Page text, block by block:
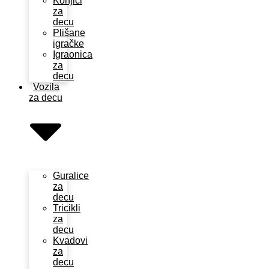
za
decu
Plišane
igračke
Igraonica
za
decu
Vozila
za decu
Guralice
za
decu
Tricikli
za
decu
Kvadovi
za
decu